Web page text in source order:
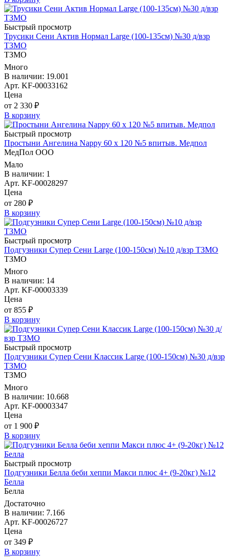
Быстрый просмотр
Трусики Сени Актив Нормал Large (100-135см) №30 д/взр
ТЗМО
ТЗМО
Много
В наличии: 19.001
Арт. KF-00033162
Цена
от 2 330 ₽
В корзину
Быстрый просмотр
Простыни Ангелина Nappy 60 х 120 №5 впитыв. Медпол
МедПол ООО
Мало
В наличии: 1
Арт. KF-00028297
Цена
от 280 ₽
В корзину
Быстрый просмотр
Подгузники Супер Сени Large (100-150см) №10 д/взр ТЗМО
ТЗМО
Много
В наличии: 14
Арт. KF-00003339
Цена
от 855 ₽
В корзину
Быстрый просмотр
Подгузники Супер Сени Классик Large (100-150см) №30 д/взр
ТЗМО
ТЗМО
Много
В наличии: 10.668
Арт. KF-00003347
Цена
от 1 900 ₽
В корзину
Быстрый просмотр
Подгузники Белла беби хеппи Макси плюс 4+ (9-20кг) №12
Белла
Белла
Достаточно
В наличии: 7.166
Арт. KF-00026727
Цена
от 349 ₽
В корзину